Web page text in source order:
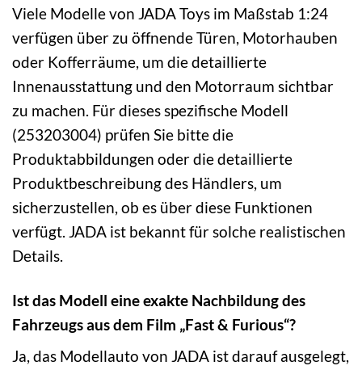
Viele Modelle von JADA Toys im Maßstab 1:24
verfügen über zu öffnende Türen, Motorhauben
oder Kofferräume, um die detaillierte
Innenausstattung und den Motorraum sichtbar
zu machen. Für dieses spezifische Modell
(253203004) prüfen Sie bitte die
Produktabbildungen oder die detaillierte
Produktbeschreibung des Händlers, um
sicherzustellen, ob es über diese Funktionen
verfügt. JADA ist bekannt für solche realistischen
Details.
Ist das Modell eine exakte Nachbildung des
Fahrzeugs aus dem Film „Fast & Furious“?
Ja, das Modellauto von JADA ist darauf ausgelegt,